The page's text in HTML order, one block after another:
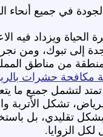
في جميع أنحاء
الحياة ويزداد
جدة إلى تبوك، ومن
منطقة من مناطق
مكافحة حشرات
لتشمل جميع ما
تشكل الأتربة
تقليدي، بل
لكل الزوايا.